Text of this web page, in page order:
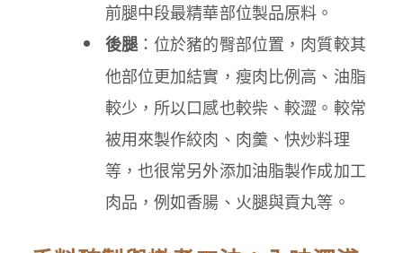
前腿中段最精華部位製品原料。
後腿：位於豬的臀部位置，肉質較其
他部位更加結實，瘦肉比例高、油脂
較少，所以口感也較柴、較澀。較常
被用來製作絞肉、肉羹、快炒料理
等，也很常另外添加油脂製作成加工
肉品，例如香腸、火腿與貢丸等。